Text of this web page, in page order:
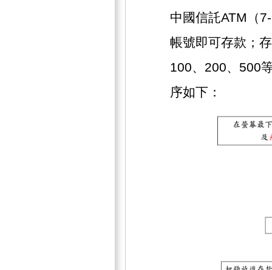
中國信託ATM（
帳號即可存款；
100、200、500
序如下：